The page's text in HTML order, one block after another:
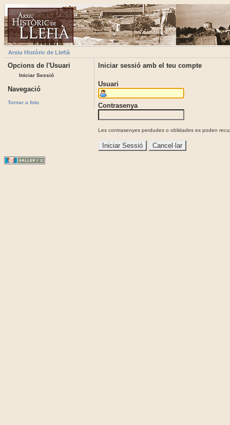
Arxiu Històric de Llefià
Opcions de l'Usuari
Iniciar Sessió
Navegació
Tornar a foto
Iniciar sessió amb el teu compte
Usuari
Contrasenya
Les contrasenyes perdudes o oblidades es poden